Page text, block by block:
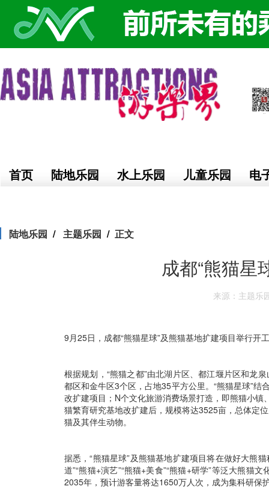
首页 陆地乐园 水上乐园 儿童乐园 电
陆地乐园 主题乐园 正文
成都“熊猫星
来源：主题乐
9月25日，成都“熊猫星球”及熊猫基地扩建项目举行开
根据规划，“熊猫之都”由北湖片区、都江堰片区和龙
都区和金牛区3个区，占地35平方公里。“熊猫星球”
改扩建项目；N个文化旅游消费场景打造，即熊猫小
猫繁育研究基地改扩建后，规模将达3525亩，总体定
猫及其伴生动物。
据悉，“熊猫星球”及熊猫基地扩建项目将在做好大熊
道”“熊猫+演艺”“熊猫+美食”“熊猫+研学”等泛大熊猫
2035年，预计游客量将达1650万人次，成为集科研保